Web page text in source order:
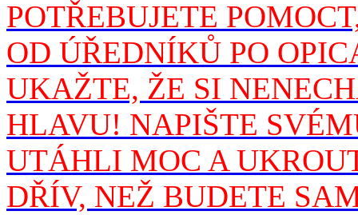
POTŘEBUJETE
OD ÚŘEDNÍKŮ PO
UKAŽTE, ŽE SI
HLAVU! NAPIŠTE
UTÁHLI MOC A
DŘÍV, NEŽ BUDETE